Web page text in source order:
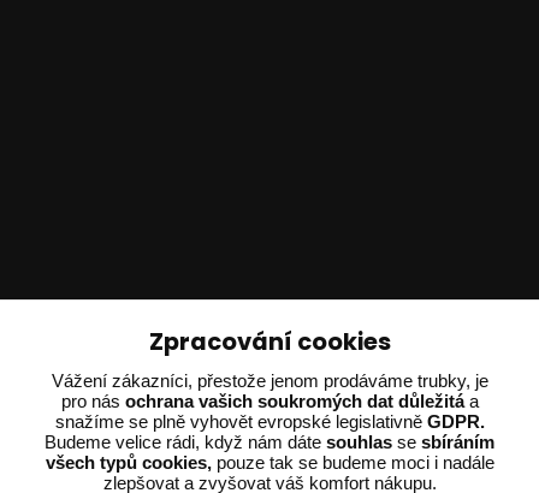
Ing. Adam Dvořák
+420 602 234 254
(Po-Pá 8:00 - 15:00)
potrebujiporadit@dvorak-karlik.cz
Zpracování cookies
Vážení zákazníci, přestože jenom prodáváme trubky, je
pro nás ochrana vašich soukromých dat důležitáa
snažíme se plně vyhovět evropské legislativně GDPR.
Budeme velice rádi, když nám dáte souhlas se sbíráním
všech typů cookies,pouze tak se budeme moci i nadále
zlepšovat a zvyšovat váš komfort nákupu.